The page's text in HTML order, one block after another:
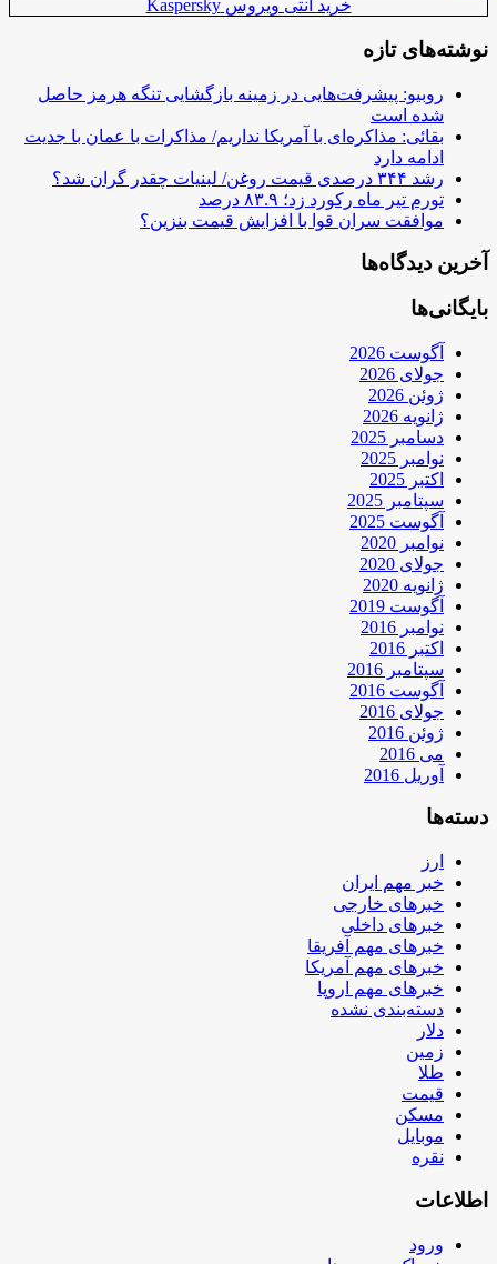
خرید آنتی ویروس Kaspersky
نوشته‌های تازه
روبیو: پیشرفت‌هایی در زمینه بازگشایی تنگه هرمز حاصل
شده است
بقائی: مذاکره‌ای با آمریکا نداریم/ مذاکرات با عمان با جدیت
ادامه دارد
رشد ۳۴۴ درصدی قیمت روغن/ لبنیات چقدر گران شد؟
تورم تیر ماه رکورد زد؛ ۸۳.۹ درصد
موافقت سران قوا با افزایش قیمت بنزین؟
آخرین دیدگاه‌ها
بایگانی‌ها
آگوست 2026
جولای 2026
ژوئن 2026
ژانویه 2026
دسامبر 2025
نوامبر 2025
اکتبر 2025
سپتامبر 2025
آگوست 2025
نوامبر 2020
جولای 2020
ژانویه 2020
آگوست 2019
نوامبر 2016
اکتبر 2016
سپتامبر 2016
آگوست 2016
جولای 2016
ژوئن 2016
می 2016
آوریل 2016
دسته‌ها
ارز
خبر مهم ایران
خبرهای خارجی
خبرهای داخلی
خبرهای مهم آفریقا
خبرهای مهم آمریکا
خبرهای مهم اروپا
دسته‌بندی نشده
دلار
زمین
طلا
قیمت
مسکن
موبایل
نقره
اطلاعات
ورود